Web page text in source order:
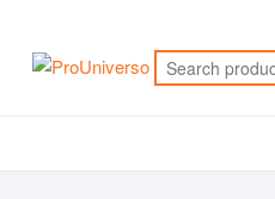
contenido